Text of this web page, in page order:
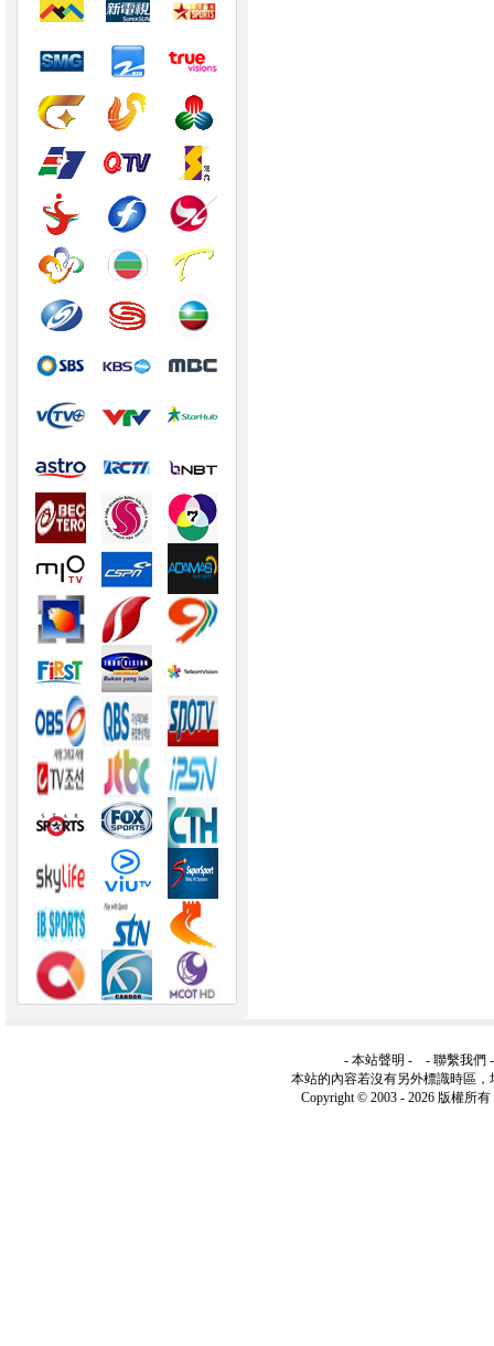
- 本站聲明 - - 聯繫我們
本站的內容若沒有另外標識時區，
Copyright © 2003 - 2026 版權所有